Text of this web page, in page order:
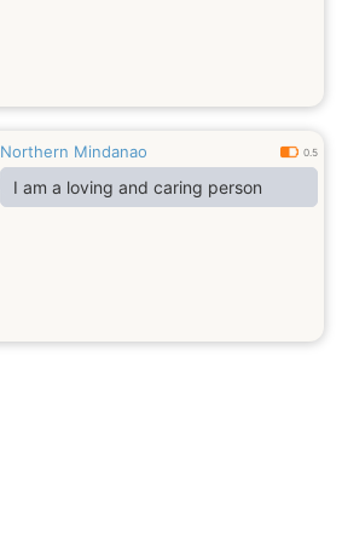
Northern Mindanao 0.5
I am a loving and caring person